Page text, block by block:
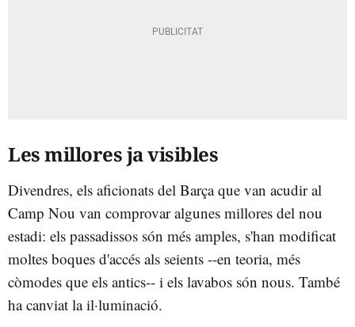
Les millores ja visibles
Divendres, els aficionats del Barça que van acudir al
Camp Nou van comprovar algunes millores del nou
estadi: els passadissos són més amples, s'han modificat
moltes boques d'accés als seients --en teoria, més
còmodes que els antics-- i els lavabos són nous. També
ha canviat la il·luminació.